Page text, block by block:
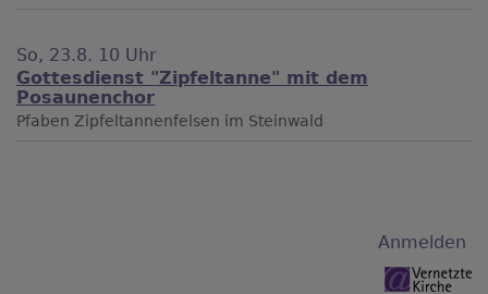
So, 23.8. 10 Uhr
Gottesdienst "Zipfeltanne" mit dem
Posaunenchor
Pfaben Zipfeltannenfelsen im Steinwald
Anmelden